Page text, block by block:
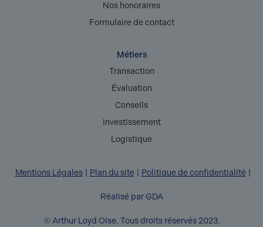
Nos honoraires
Formulaire de contact
Métiers
Transaction
Évaluation
Conseils
Investissement
Logistique
Mentions Légales Plan du site Politique de confidentialité
© Arthur Loyd Oise. Tous droits réservés 2023.
Réalisé par GDA